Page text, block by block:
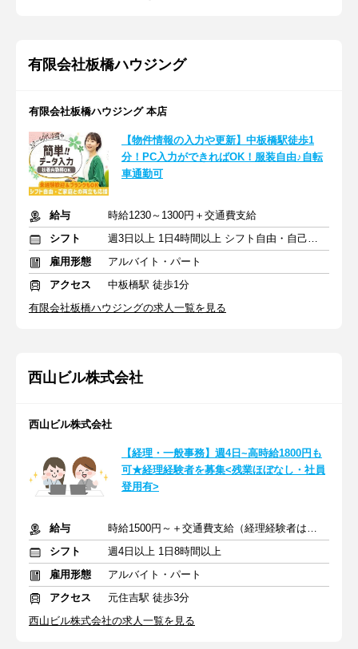
有限会社板橋ハウジング
有限会社板橋ハウジング 本店
【物件情報の入力や更新】中板橋駅徒歩1
分！PC入力ができればOK！服装自由♪自転
車通勤可
給与
時給1230～1300円＋交通費支給
シフト
週3日以上 1日4時間以上 シフト自由・自己申告
雇用形態
アルバイト・パート
アクセス
中板橋駅 徒歩1分
有限会社板橋ハウジングの求人一覧を見る
西山ビル株式会社
西山ビル株式会社
【経理・一般事務】週4日~高時給1800円も
可★経理経験者を募集<残業ほぼなし・社員
登用有>
給与
時給1500円～＋交通費支給（経理経験者は時給1800円可）
シフト
週4日以上 1日8時間以上
雇用形態
アルバイト・パート
アクセス
元住吉駅 徒歩3分
西山ビル株式会社の求人一覧を見る